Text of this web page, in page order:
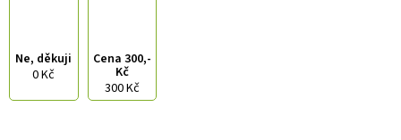
Ne, děkuji
0 Kč
Cena 300,-
Kč
300 Kč